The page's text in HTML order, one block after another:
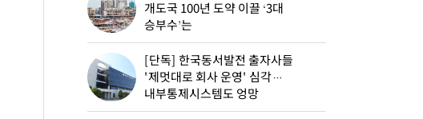
개도국 100년 도약 이끌 ‘3대
승부수’는
[단독] 한국동서발전 출자사들
'제멋대로 회사 운영' 심각…
내부통제시스템도 엉망